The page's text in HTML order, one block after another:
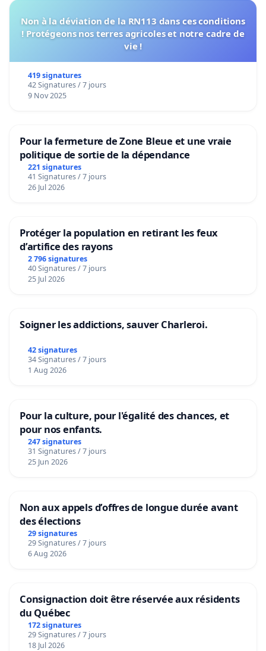
Non à la déviation de la RN113 dans ces conditions
! Protégeons nos terres agricoles et notre cadre de
vie !
419 signatures
42 Signatures / 7 jours
9 Nov 2025
Pour la fermeture de Zone Bleue et une vraie
politique de sortie de la dépendance
221 signatures
41 Signatures / 7 jours
26 Jul 2026
Protéger la population en retirant les feux
d’artifice des rayons
2 796 signatures
40 Signatures / 7 jours
25 Jul 2026
Soigner les addictions, sauver Charleroi.
42 signatures
34 Signatures / 7 jours
1 Aug 2026
Pour la culture, pour l'égalité des chances, et
pour nos enfants.
247 signatures
31 Signatures / 7 jours
25 Jun 2026
Non aux appels d’offres de longue durée avant
des élections
29 signatures
29 Signatures / 7 jours
6 Aug 2026
Consignaction doit être réservée aux résidents
du Québec
172 signatures
29 Signatures / 7 jours
18 Jul 2026